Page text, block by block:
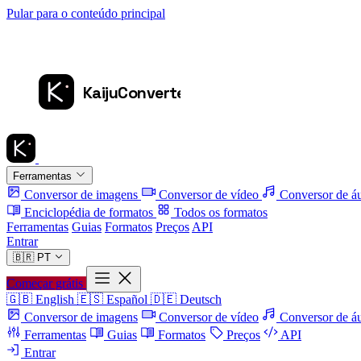
Pular para o conteúdo principal
Ferramentas
Conversor de imagens Conversor de vídeo Conversor de
Enciclopédia de formatos
Todos os formatos
Ferramentas Guias Formatos Preços API
Entrar
🇧🇷 PT
Começar grátis
🇬🇧 English 🇪🇸 Español 🇩🇪 Deutsch
Conversor de imagens
Conversor de vídeo Conversor de
Ferramentas
Guias Formatos Preços
API
Entrar